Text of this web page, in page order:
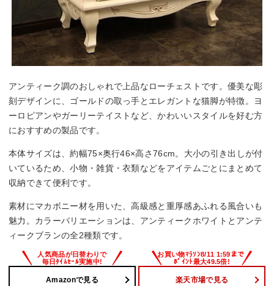
アンティーク調のおしゃれで上品なローチェストです。優美な彫
刻デザインに、ゴールドの取っ手とエレガントな猫脚が特徴。ヨ
ーロピアンやガーリーテイストなど、かわいいスタイルを好む方
におすすめの製品です。
本体サイズは、約幅75×奥行46×高さ76cm。大小の引き出しが付
いているため、小物・雑貨・衣類などをアイテムごとにまとめて
収納できて便利です。
素材にマカボニー材を用いた、高級感と重厚感あふれる風合いも
魅力。カラーバリエーションは、アンティークホワイトとアンテ
ィークブランの全2種類です。
Amazonで見る 楽天市場で見る